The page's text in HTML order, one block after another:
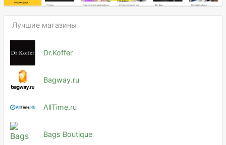
Лучшие магазины
Dr.Koffer
Bagway.ru
AllTime.ru
Bags Boutique